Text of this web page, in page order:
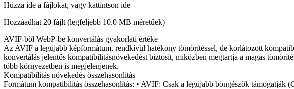
Húzza ide a fájlokat, vagy kattintson ide
Hozzáadhat 20 fájlt (legfeljebb 10.0 MB méretűek)
AVIF-ből WebP-be konvertálás gyakorlati értéke
Az AVIF a legújabb képformátum, rendkívül hatékony tömörítéssel, de korlátozott
konvertálás jelentős kompatibilitásnövekedést biztosít, miközben megtartja a magas
több környezetben is megjelenjenek.
Kompatibilitás növekedés összehasonlítás
Formátum kompatibilitás összehasonlítás: • AVIF: Csak a legújabb böngészők